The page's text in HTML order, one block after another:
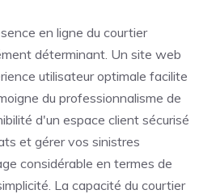
en ligne du courtier
déterminant. Un site web
utilisateur optimale facilite
du professionnalisme de
d'un espace client sécurisé
et gérer vos sinistres
considérable en termes de
La capacité du courtier